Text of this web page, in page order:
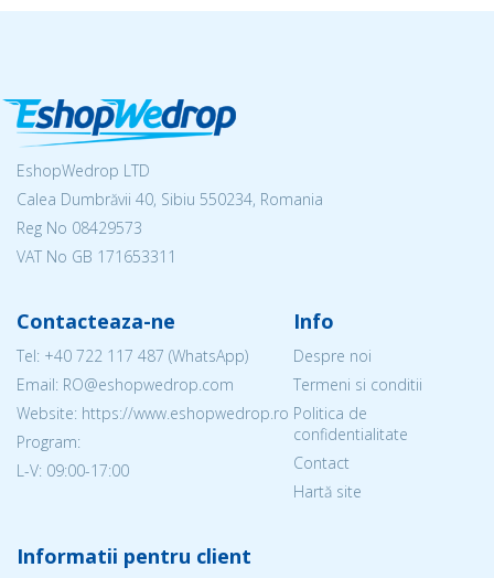
EshopWedrop LTD
Calea Dumbrăvii 40, Sibiu 550234, Romania
Reg No 08429573
VAT No GB 171653311
Contacteaza-ne
Tel: +40 722 117 487 (WhatsApp)
Email: RO@eshopwedrop.com
Website: https://www.eshopwedrop.ro
Program:
L-V: 09:00-17:00
Info
Despre noi
Termeni si conditii
Politica de
confidentialitate
Contact
Hartă site
Informatii pentru client